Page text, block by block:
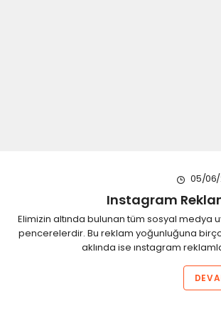
05/
Instagram
Elimizin altında bulunan tüm sosyal medya
pencerelerdir. Bu reklam yoğunluğuna
aklında ise ınstagram